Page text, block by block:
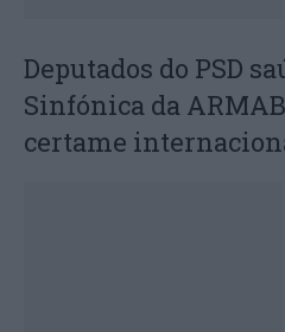
Deputados do PSD
Sinfónica da
certame